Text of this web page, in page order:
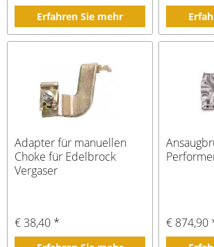
Erfahren Sie mehr
Adapter für manuellen
Choke für Edelbrock
Vergaser
€ 38,40 * € 874,90